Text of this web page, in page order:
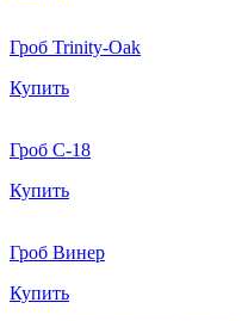
Гроб Trinity-Oak
Купить
Гроб С-18
Купить
Гроб Винер
Купить